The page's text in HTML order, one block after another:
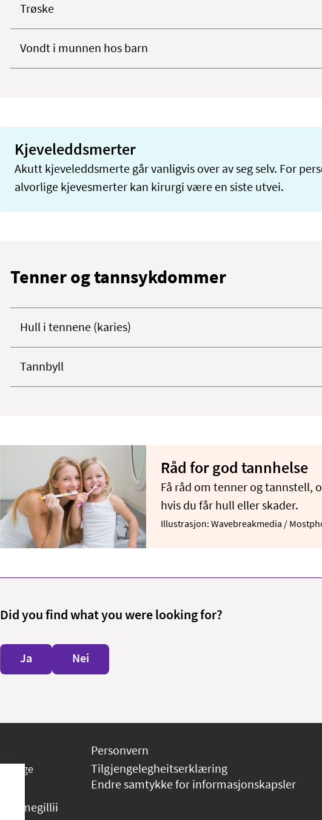
Trøske
Vondt i munnen hos barn
Kjeveleddsmerter
Akutt kjeveleddsmerte går vanligvis over av seg selv. For
alvorlige kjevesmerter kan kirurgi være en siste utvei.
Tenner og tannsykdommer
Hull i tennene (karies)
Tannbyll
Råd for god tannhelse
Få råd om tenner og tannstell,
hvis du får hull eller skader.
Illustrasjon: Wavebreakmedia /
Did you find what you were looking for?
Ja Nei